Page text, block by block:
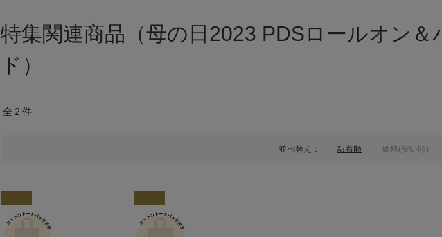
特集関連商品（母の日2023 PDSロールオン＆
ド）
全 2 件
並べ替え： 新着順 価格(安い順)